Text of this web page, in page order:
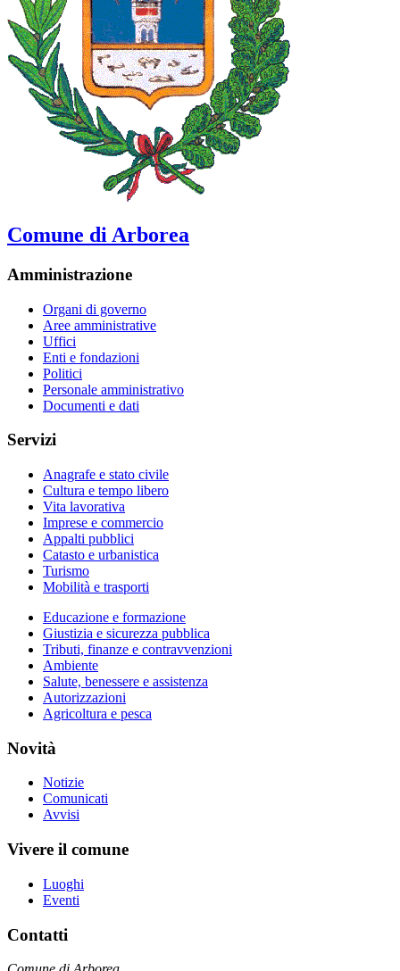
Comune di Arborea
Amministrazione
Organi di governo
Aree amministrative
Uffici
Enti e fondazioni
Politici
Personale amministrativo
Documenti e dati
Servizi
Anagrafe e stato civile
Cultura e tempo libero
Vita lavorativa
Imprese e commercio
Appalti pubblici
Catasto e urbanistica
Turismo
Mobilità e trasporti
Educazione e formazione
Giustizia e sicurezza pubblica
Tributi, finanze e contravvenzioni
Ambiente
Salute, benessere e assistenza
Autorizzazioni
Agricoltura e pesca
Novità
Notizie
Comunicati
Avvisi
Vivere il comune
Luoghi
Eventi
Contatti